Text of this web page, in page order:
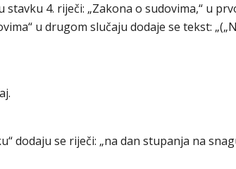
4. riječi: „Zakona o sudovima,“ u
u drugom slučaju dodaje se tekst:
dodaju se riječi: „na dan stupanja na